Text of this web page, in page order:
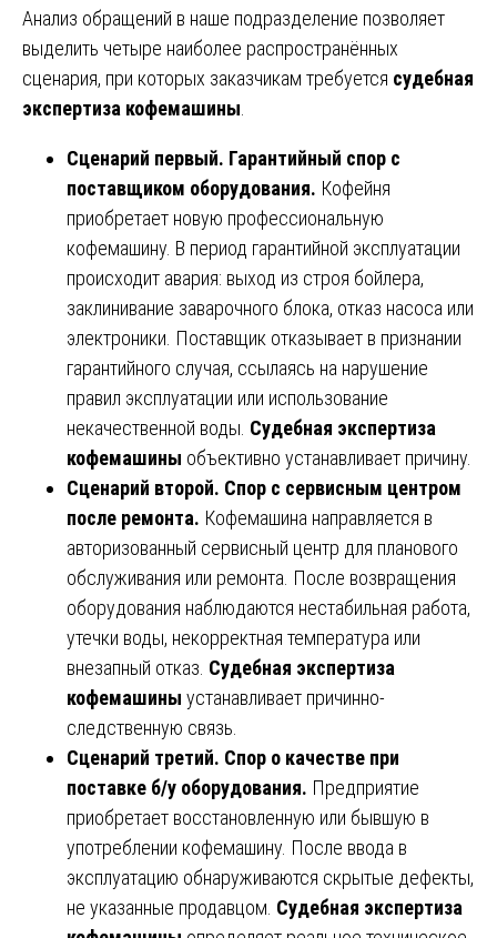
Анализ обращений в наше подразделение позволяет
выделить четыре наиболее распространённых
сценария, при которых заказчикам требуется судебная
экспертиза кофемашины
Сценарий первый. Гарантийный спор с
поставщиком оборудования. Кофейня
приобретает новую профессиональную
кофемашину. В период гарантийной эксплуатации
происходит авария: выход из строя бойлера,
заклинивание заварочного блока, отказ насоса или
электроники. Поставщик отказывает в признании
гарантийного случая, ссылаясь на нарушение
правил эксплуатации или использование
некачественной воды. Судебная экспертиза
кофемашины объективно устанавливает причину.
Сценарий второй. Спор с сервисным центром
после ремонта. Кофемашина направляется в
авторизованный сервисный центр для планового
обслуживания или ремонта. После возвращения
оборудования наблюдаются нестабильная работа,
утечки воды, некорректная температура или
внезапный отказ. Судебная экспертиза
кофемашины устанавливает причинно-
следственную связь.
Сценарий третий. Спор о качестве при
поставке б/у оборудования. Предприятие
приобретает восстановленную или бывшую в
употреблении кофемашину. После ввода в
эксплуатацию обнаруживаются скрытые дефекты,
не указанные продавцом. Судебная экспертиза